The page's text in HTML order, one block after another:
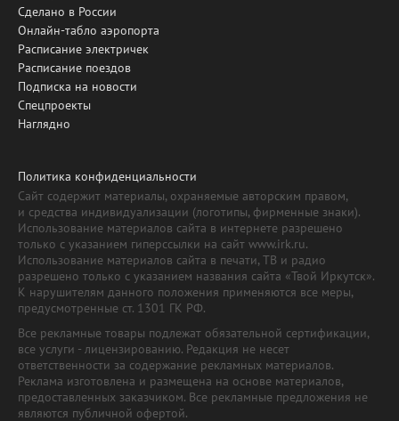
Сделано в России
Онлайн-табло аэропорта
Расписание электричек
Расписание поездов
Подписка на новости
Спецпроекты
Наглядно
Политика конфиденциальности
Сайт содержит материалы, охраняемые авторским правом,
и средства индивидуализации (логотипы, фирменные знаки).
Использование материалов сайта в интернете разрешено
только с указанием гиперссылки на сайт www.irk.ru.
Использование материалов сайта в печати, ТВ и радио
разрешено только с указанием названия сайта «Твой Иркутск».
К нарушителям данного положения применяются все меры,
предусмотренные ст. 1301 ГК РФ.
Все рекламные товары подлежат обязательной сертификации,
все услуги - лицензированию. Редакция не несет
ответственности за содержание рекламных материалов.
Реклама изготовлена и размещена на основе материалов,
предоставленных заказчиком. Все рекламные предложения не
являются публичной офертой.